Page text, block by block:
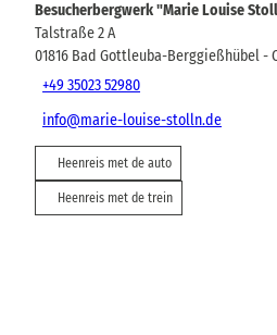
Besucherbergwerk "Marie Louise
Talstraße 2 A
01816 Bad Gottleuba-Berggießhübel-
+49 35023 52980
info@marie-louise-stolln.de
Heenreis met de auto
Heenreis met de trein